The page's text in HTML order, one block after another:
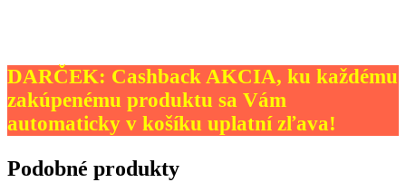
DARČEK: Cashback AKCIA, ku každému
zakúpenému produktu sa Vám
automaticky v košíku uplatní zľava!
Podobné produkty